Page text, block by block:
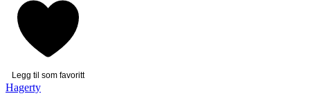
Legg til som favoritt
Hagerty